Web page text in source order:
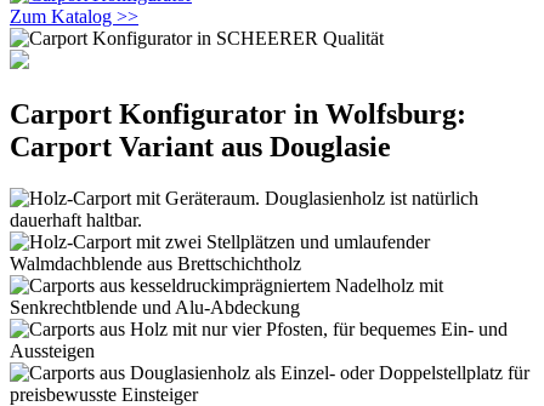
Zum Katalog >>
Carport Konfigurator in Wolfsburg:
Carport Variant aus Douglasie